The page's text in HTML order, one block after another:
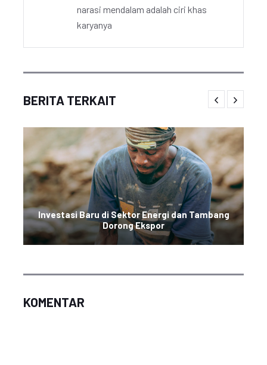
narasi mendalam adalah ciri khas
karyanya
BERITA TERKAIT
Investasi Baru di Sektor Energi dan Tambang
Dorong Ekspor
KOMENTAR